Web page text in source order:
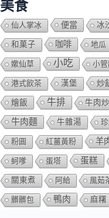
美食
仙人掌冰 便當 冰
和菓子 咖啡 地瓜
嫰仙草 小吃 小
港式飲茶 漢堡 炒
燴飯 牛排 牛肉
牛肉麵 牛雜湯
粉圓 紅薑黃粉 羊
蚵嗲 蛋塔 蛋糕
關東煮 阿給 風茹
髒髒包 鴨肉 麻糬